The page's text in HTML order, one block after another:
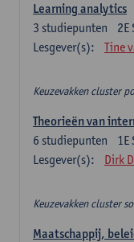
Learning analytics
2E
3 studiepunten
Lesgever(s):
Tine
Keuzevakken cluster
Theorieën van
1E
6 studiepunten
Lesgever(s):
Dirk
Keuzevakken cluster
Maatschappij,